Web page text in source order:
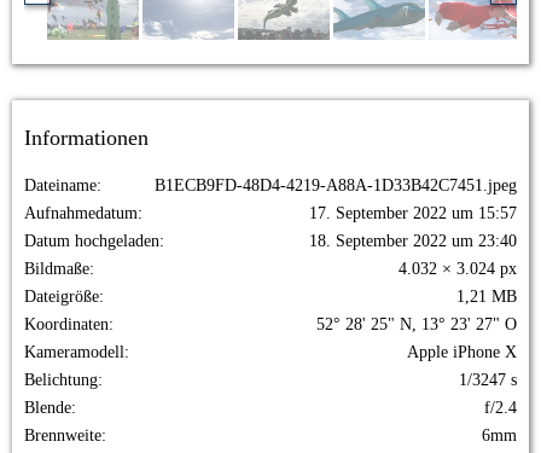
Informationen
Dateiname
B1ECB9FD-48D4-4219-A88A-1D33B42C7451.jpeg
Aufnahmedatum
17. September 2022 um 15:57
Datum hochgeladen
18. September 2022 um 23:40
Bildmaße
4.032 × 3.024 px
Dateigröße
1,21 MB
Koordinaten
52° 28' 25" N, 13° 23' 27" O
Kameramodell
Apple iPhone X
Belichtung
1/3247 s
Blende
f/2.4
Brennweite
6mm